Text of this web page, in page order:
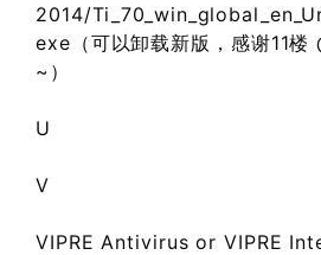
2014/
exe（可以卸载新版，感谢11
~）
U
V
VIPRE Antivirus or VIPRE